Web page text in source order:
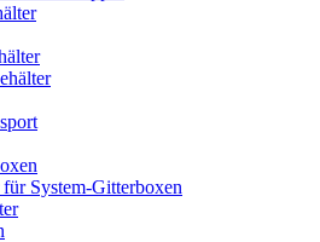
System-Gitterboxen